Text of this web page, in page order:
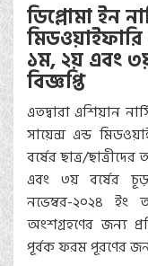
ডিপ্লোমা ইন
১ম, ২য় এবং
বিজ্ঞপ্তি
এতদ্বারা এশিয়ান
সায়েন্স এন্ড
বর্ষের ছাত্র/
এবং ৩য় বর্ষের
নভেম্বর-২০২৪ ইং
অংশগ্রহণের জন্য
পূর্বক ফরম পূরণের